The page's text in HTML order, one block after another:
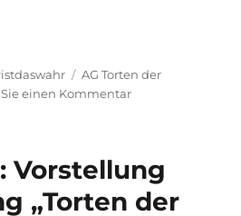
„Torten der
Schlagwörter
AG Torten der
einen Kommentarzu
der
Wahrheit“
vom
Vorstellung
„Torten der